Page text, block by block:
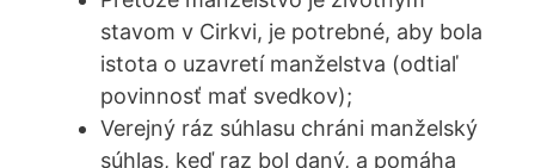
stavom v Cirkvi, je potrebné, aby bola
istota o uzavretí manželstva (odtiaľ
povinnosť mať svedkov);
Verejný ráz súhlasu chráni manželský
súhlas, keď raz bol daný, a pomáha